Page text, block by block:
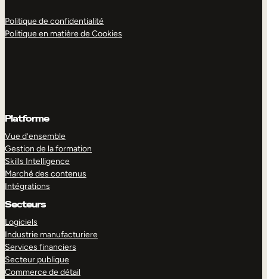
Politique de confidentialité
Politique en matière de Cookies
Platforme
Vue d’ensemble
Gestion de la formation
Skills Intelligence
Marché des contenus
Intégrations
Secteurs
Logiciels
Industrie manufacturiere
Services financiers
Secteur publique
Commerce de détail